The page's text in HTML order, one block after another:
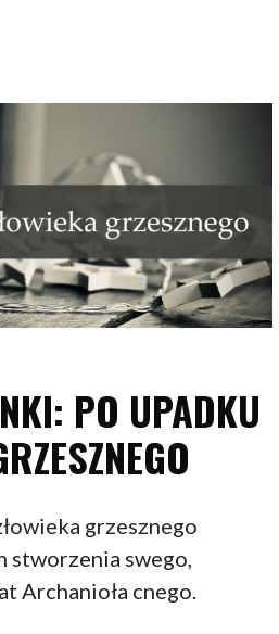
PO UPADKU
grzesznego
stworzenia swego,
Archanioła cnego.